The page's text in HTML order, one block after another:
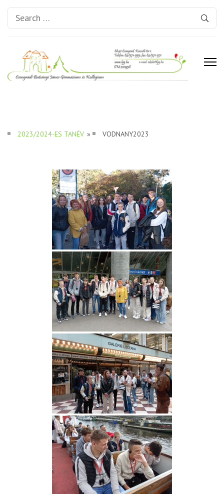
Search
for:
2023/2024-ES TANÉV » VODNANY2023